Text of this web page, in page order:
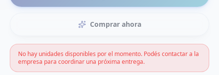
Comprar ahora
No hay unidades disponibles por el momento. Podés contactar a la
empresa para coordinar una próxima entrega.